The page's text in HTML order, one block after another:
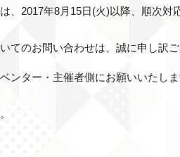
、2017年8月15日(火)以降、順次対
てのお問い合わせは、誠に申し訳
ンター・主催者側にお願いいたしま